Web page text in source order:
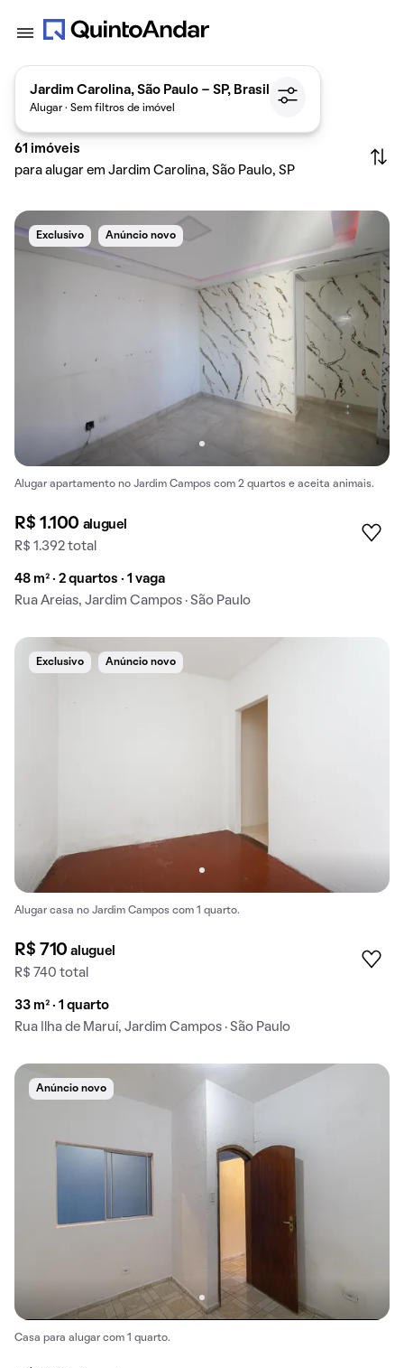
Jardim Carolina, São Paulo - SP, Brasil
Alugar · Sem filtros de imóvel
61 imóveis
para alugar em Jardim Carolina, São Paulo, SP
Exclusivo Anúncio novo
Alugar apartamento no Jardim Campos com 2 quartos e aceita animais.
R$ 1.100 aluguel
R$ 1.392 total
48 m² · 2 quartos · 1 vaga
Rua Areias, Jardim Campos · São Paulo
Exclusivo Anúncio novo
Alugar casa no Jardim Campos com 1 quarto.
R$ 710aluguel
R$ 740 total
33 m² · 1 quarto
Rua Ilha de Maruí, Jardim Campos · São Paulo
Anúncio novo
Casa para alugar com 1 quarto.